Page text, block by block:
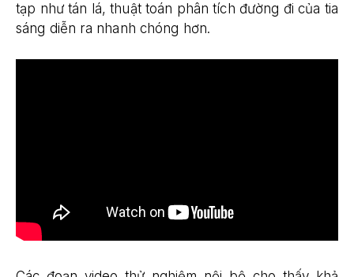
tạp như tán lá, thuật toán phân tích đường đi của tia
sáng diễn ra nhanh chóng hơn.